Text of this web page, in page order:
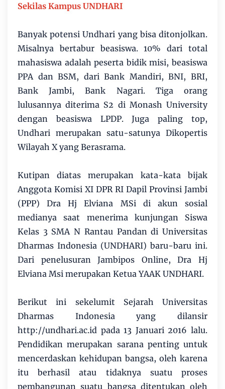
Sekilas Kampus UNDHARI
Banyak potensi Undhari yang bisa ditonjolkan.
Misalnya bertabur beasiswa. 10% dari total
mahasiswa adalah peserta bidik misi, beasiswa
PPA dan BSM, dari Bank Mandiri, BNI, BRI,
Bank Jambi, Bank Nagari. Tiga orang
lulusannya diterima S2 di Monash University
dengan beasiswa LPDP. Juga paling top,
Undhari merupakan satu-satunya Dikopertis
Wilayah X yang Berasrama.
Kutipan diatas merupakan kata-kata bijak
Anggota Komisi XI DPR RI Dapil Provinsi Jambi
(PPP) Dra Hj Elviana MSi di akun sosial
medianya saat menerima kunjungan Siswa
Kelas 3 SMA N Rantau Pandan di Universitas
Dharmas Indonesia (UNDHARI) baru-baru ini.
Dari penelusuran Jambipos Online, Dra Hj
Elviana Msi merupakan Ketua YAAK UNDHARI.
Berikut ini sekelumit Sejarah Universitas
Dharmas Indonesia yang dilansir
http://undhari.ac.id pada 13 Januari 2016 lalu.
Pendidikan merupakan sarana penting untuk
mencerdaskan kehidupan bangsa, oleh karena
itu berhasil atau tidaknya suatu proses
pembangunan suatu bangsa ditentukan oleh